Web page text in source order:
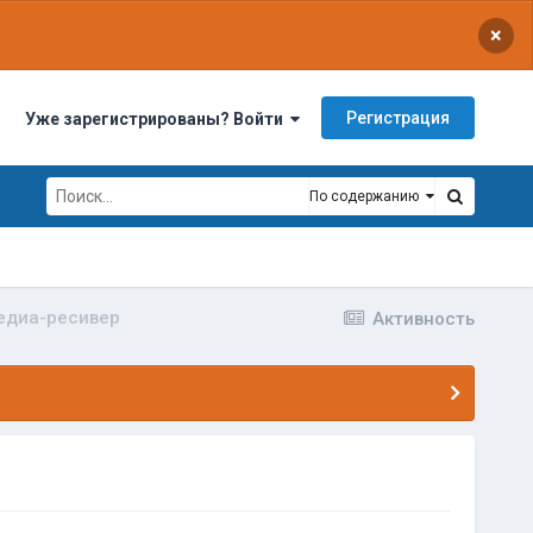
×
Уже зарегистрированы? Войти Регистрация
По содержанию
Активность
ресивер